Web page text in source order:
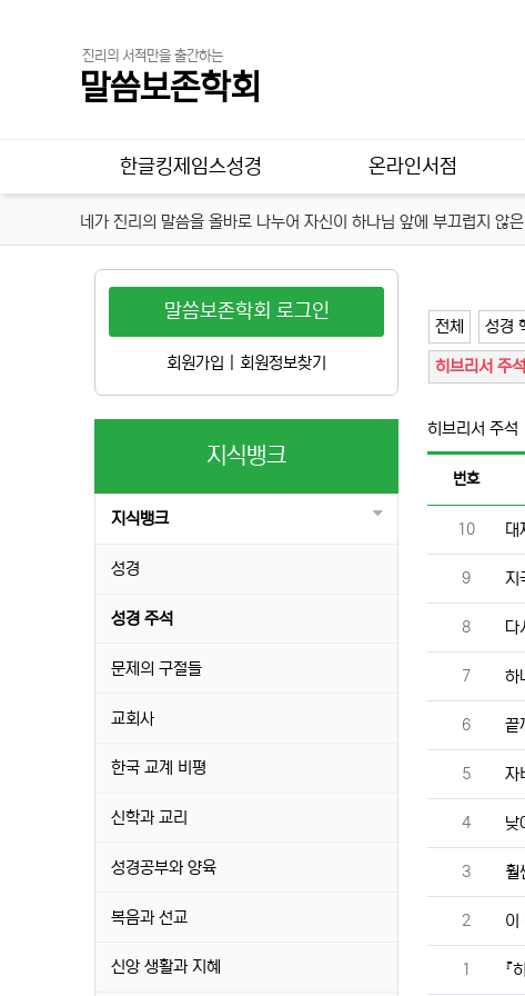
진리의 서적만을 출간하는
말씀보존학회
한글킹제임스성경 온라인서점
네가 진리의 말씀을 올바로 나누어 자신이 하나님 앞에 부끄럽지 않
전체 성경
히브리서 주석
히브리서 주석
번호
번호
10 대
번호
9 지
번호
8 다
번호
7 하
번호
6 끝
번호
5 자
번호
4 낮
번호
3 훨
번호
2 이
번호
1 『
말씀보존학회 로그인
회원가입 회원정보찾기
지식뱅크
지식뱅크
성경
성경 주석
문제의 구절들
교회사
한국 교계 비평
신학과 교리
성경공부와 양육
복음과 선교
신앙 생활과 지혜